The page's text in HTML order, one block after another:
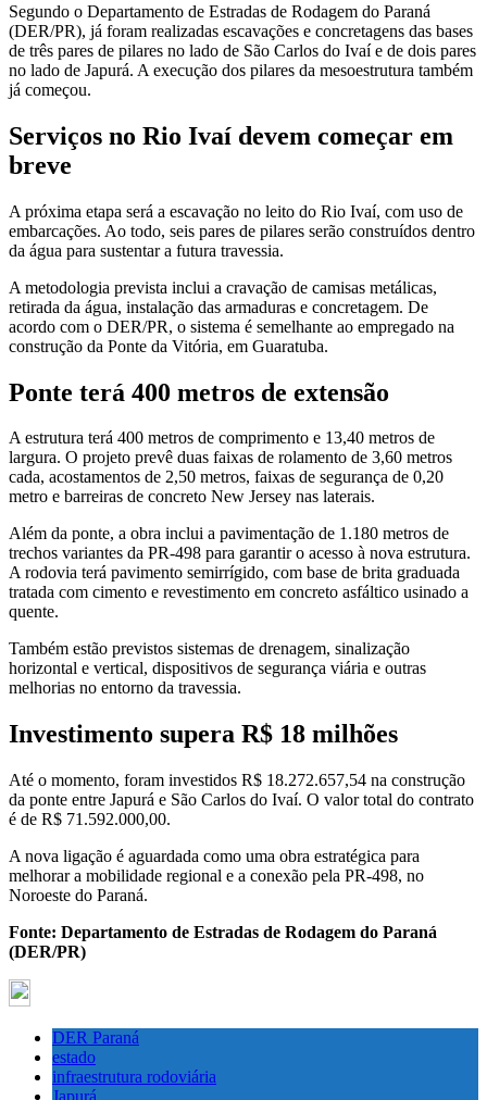
Segundo o Departamento de Estradas de Rodagem do Paraná
(DER/PR), já foram realizadas escavações e concretagens das bases
de três pares de pilares no lado de São Carlos do Ivaí e de dois pares
no lado de Japurá. A execução dos pilares da mesoestrutura também
já começou.
Serviços no Rio Ivaí devem começar em
breve
A próxima etapa será a escavação no leito do Rio Ivaí, com uso de
embarcações. Ao todo, seis pares de pilares serão construídos dentro
da água para sustentar a futura travessia.
A metodologia prevista inclui a cravação de camisas metálicas,
retirada da água, instalação das armaduras e concretagem. De
acordo com o DER/PR, o sistema é semelhante ao empregado na
construção da Ponte da Vitória, em Guaratuba.
Ponte terá 400 metros de extensão
A estrutura terá 400 metros de comprimento e 13,40 metros de
largura. O projeto prevê duas faixas de rolamento de 3,60 metros
cada, acostamentos de 2,50 metros, faixas de segurança de 0,20
metro e barreiras de concreto New Jersey nas laterais.
Além da ponte, a obra inclui a pavimentação de 1.180 metros de
trechos variantes da PR-498 para garantir o acesso à nova estrutura.
A rodovia terá pavimento semirrígido, com base de brita graduada
tratada com cimento e revestimento em concreto asfáltico usinado a
quente.
Também estão previstos sistemas de drenagem, sinalização
horizontal e vertical, dispositivos de segurança viária e outras
melhorias no entorno da travessia.
Investimento supera R$ 18 milhões
Até o momento, foram investidos R$ 18.272.657,54 na construção
da ponte entre Japurá e São Carlos do Ivaí. O valor total do contrato
é de R$ 71.592.000,00.
A nova ligação é aguardada como uma obra estratégica para
melhorar a mobilidade regional e a conexão pela PR-498, no
Noroeste do Paraná.
Fonte: Departamento de Estradas de Rodagem do Paraná
(DER/PR)
DER Paraná
estado
infraestrutura rodoviária